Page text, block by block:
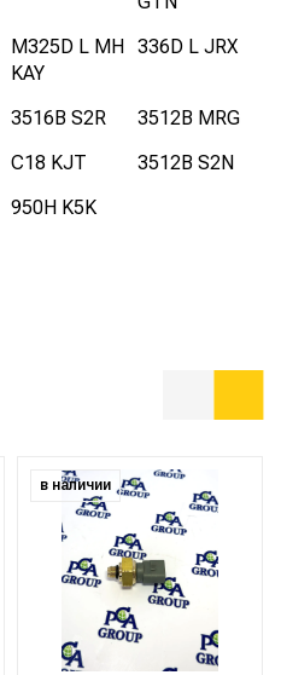
M325D L MH
KAY
336D L JRX
3516B S2R
3512B MRG
C18 KJT
3512B S2N
950H K5K
в наличии